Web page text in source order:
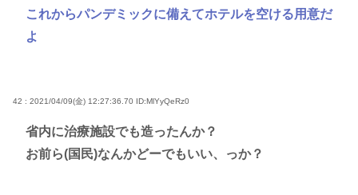
これからパンデミックに備えてホテルを空ける用意だ
よ
42 : 2021/04/09(金) 12:27:36.70 ID:MlYyQeRz0
省内に治療施設でも造ったんか？
お前ら(国民)なんかどーでもいい、っか？